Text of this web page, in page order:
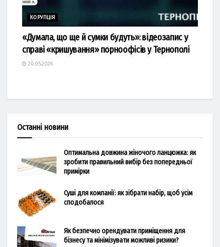
КОРУПЦІЯ
«Думала, що ще й сумки будуть»: відеозапис у
справі «кришування» порноофісів у Тернополі
20.05.2026
Останні новини
Оптимальна довжина жіночого ланцюжка: як
зробити правильний вибір без попередньої
примірки
Суші для компанії: як зібрати набір, щоб усім
сподобалося
Як безпечно орендувати приміщення для
бізнесу та мінімізувати можливі ризики?